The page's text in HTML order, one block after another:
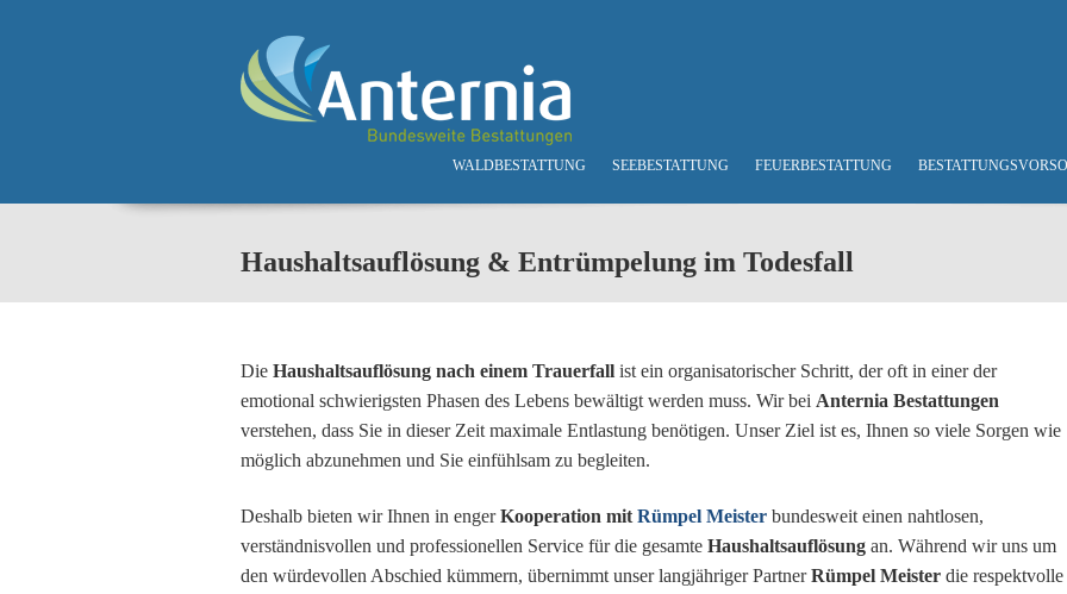
WALDBESTATTUNG SEEBESTATTUNG FEUERBESTATTUNG
Haushaltsauflösung & Entrümpelung im Todesfall
Die Haushaltsauflösung nach einem Trauerfall ist ein organisatorischer Schritt, der oft in einer der
emotional schwierigsten Phasen des Lebens bewältigt werden muss. Wir bei Anternia Bestattungen
verstehen, dass Sie in dieser Zeit maximale Entlastung benötigen. Unser Ziel ist es, Ihnen so viele Sorgen wie
möglich abzunehmen und Sie einfühlsam zu begleiten.
Deshalb bieten wir Ihnen in engerKooperation mit Rümpel Meister bundesweit einen nahtlosen,
verständnisvollen und professionellen Service für die gesamte Haushaltsauflösung an. Während wir uns um
den würdevollen Abschied kümmern, übernimmt unser langjähriger PartnerRümpel Meister die respektvolle